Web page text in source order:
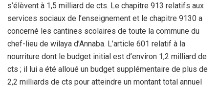
s’élèvent à 1,5 milliard de cts. Le chapitre 913 relatifs aux
services sociaux de l’enseignement et le chapitre 9130 a
concerné les cantines scolaires de toute la commune du
chef-lieu de wilaya d’Annaba. L’article 601 relatif à la
nourriture dont le budget initial est d’environ 1,2 milliard de
cts ; il lui a été alloué un budget supplémentaire de plus de
2,2 milliards de cts pour atteindre un montant total annuel